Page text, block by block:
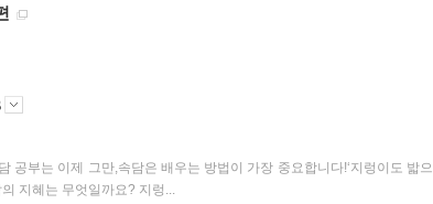
공부는 이제 그만,속담은 배우는 방법이 가장 중요합니다!‘지렁이도 밟으
지혜는 무엇일까요? 지렁...